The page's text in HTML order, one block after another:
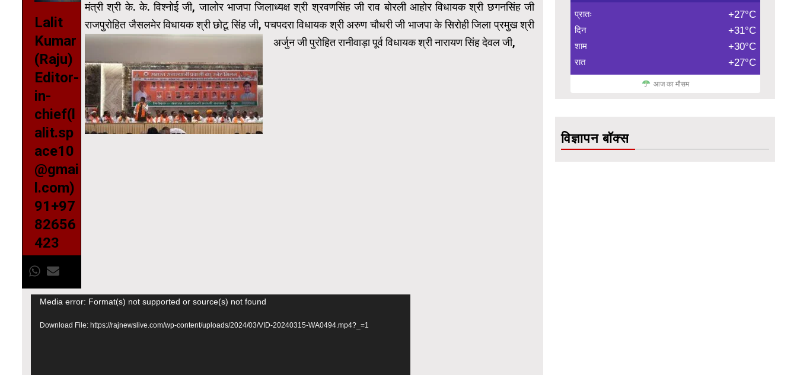
Lalit
Kumar
(Raju)
Editor-
in-
chief(l
alit.sp
ace10
@gmai
l.com)
91+97
82656
423
मंत्री श्री के. के. विश्नोई जी, जालोर भाजपा जिलाध्यक्ष श्री श्रवणसिंह जी राव बोरली आहोर विधायक श्री छगनसिंह जी
राजपुरोहित जैसलमेर विधायक श्री छोटू सिंह जी, पचपदरा विधायक श्री अरुण चौधरी जी भाजपा के सिरोही जिला प्रमुख श्री
अर्जुन जी पुरोहित रानीवाड़ा पूर्व विधायक श्री नारायण सिंह देवल जी,
Media error: Format(s) not supported or source(s) not found
Download File: https://rajnewslive.com/wp-content/uploads/2024/03/VID-20240315-WA0494.mp4?_=1
प्रातः +27°C
दिन +31°C
शाम +30°C
रात +27°C
आज का मौसम
विज्ञापन बॉक्स